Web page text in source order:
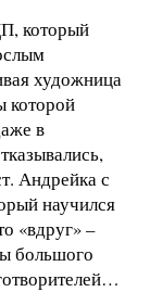
который
художница
которой
в
Андрейка с
научился
«вдруг» –
большого